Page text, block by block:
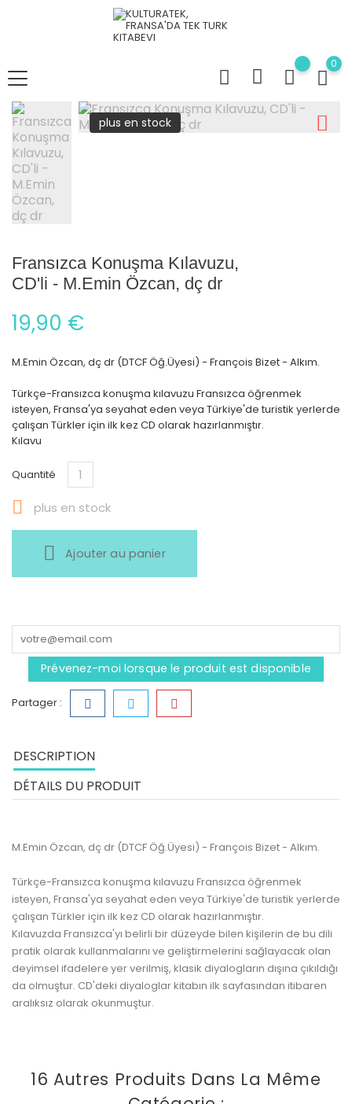
0
plus en stock
Fransızca Konuşma Kılavuzu,
CD'li - M.Emin Özcan, dç dr
19,90 €
M.Emin Özcan, dç dr (DTCF Öğ.Üyesi) - François Bizet - Alkım.
Türkçe-Fransızca konuşma kılavuzu Fransızca öğrenmek
isteyen, Fransa'ya seyahat eden veya Türkiye'de turistik yerlerde
çalışan Türkler için ilk kez CD olarak hazırlanmıştır.
Kılavu
Quantité
 plus en stock
Ajouter au panier
Prévenez-moi lorsque le produit est disponible
Partager :
DESCRIPTION
DÉTAILS DU PRODUIT
M.Emin Özcan, dç dr (DTCF Öğ.Üyesi) - François Bizet - Alkım.
Türkçe-Fransızca konuşma kılavuzu Fransızca öğrenmek
isteyen, Fransa'ya seyahat eden veya Türkiye'de turistik yerlerde
çalışan Türkler için ilk kez CD olarak hazırlanmıştır.
Kılavuzda Fransızca'yı belirli bir düzeyde bilen kişilerin de bu dili
pratik olarak kullanmalarını ve geliştirmelerini sağlayacak olan
deyimsel ifadelere yer verilmiş, klasik diyalogların dışına çıkıldığı
da olmuştur. CD'deki diyaloglar kitabın ilk sayfasından itibaren
aralıksız olarak okunmuştur.
16 Autres Produits Dans La Même